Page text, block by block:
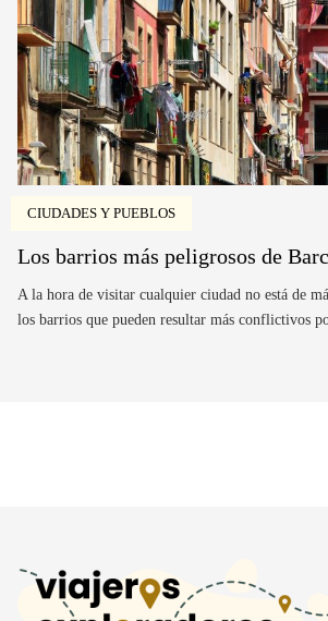
CIUDADES Y PUEBLOS
Los barrios más peligrosos de
A la hora de visitar cualquier ciudad no está de
los barrios que pueden resultar más conflictivos